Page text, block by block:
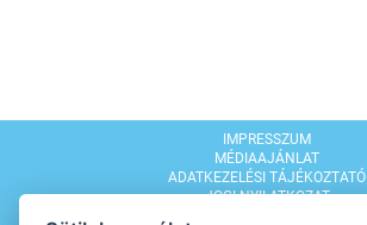
IMPRESSZUM
MÉDIAAJÁNLAT
ADATKEZELÉSI TÁJÉKOZTATÓ
JOGI NYILATKOZAT